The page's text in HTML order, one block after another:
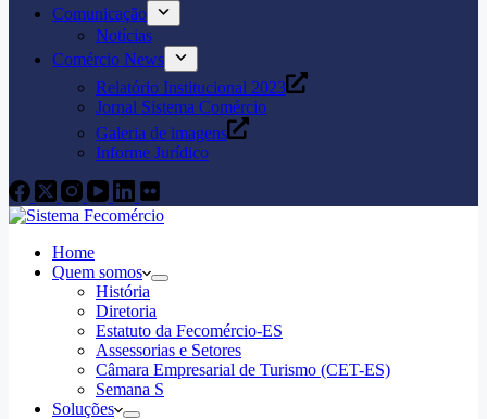
Comunicação
Notícias
Comércio News
Relatório Institucional 2023
Jornal Sistema Comércio
Galeria de imagens
Informe Jurídico
Home
Quem somos
História
Diretoria
Estatuto da Fecomércio-ES
Assessorias e Setores
Câmara Empresarial de Turismo (CET-ES)
Semana S
Soluções